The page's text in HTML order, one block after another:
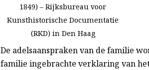
1849) – Rijksbureau voor
Kunsthistorische Documentatie
(RKD) in Den Haag
De adelsaanspraken van de familie
familie ingebrachte verklaring van